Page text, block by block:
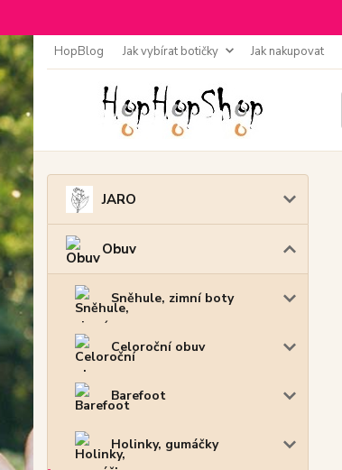
HopBlog Jak vybírat botičky Jak nakupovat
JARO
Obuv
Sněhule, zimní boty
Celoroční obuv
Barefoot
Holinky, gumáčky